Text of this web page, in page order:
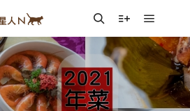
SearchMore info
Main